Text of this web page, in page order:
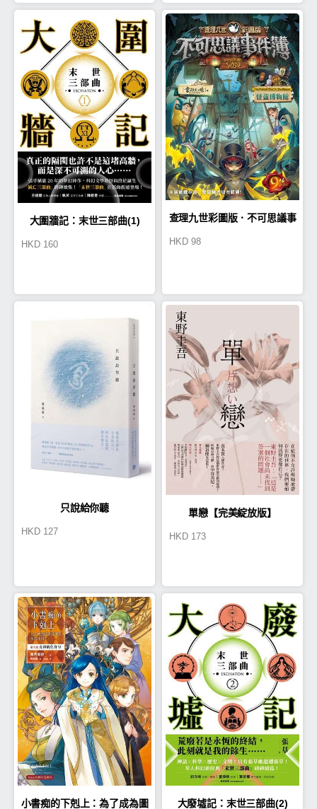
大圍牆記：末世三部曲(1)
HKD 160
查理九世彩圖版．不可思議事
HKD 98
只說給你聽
HKD 127
單戀【完美綻放版】
HKD 173
小書痴的下剋上：為了成為圖 大廢墟記：末世三部曲(2)